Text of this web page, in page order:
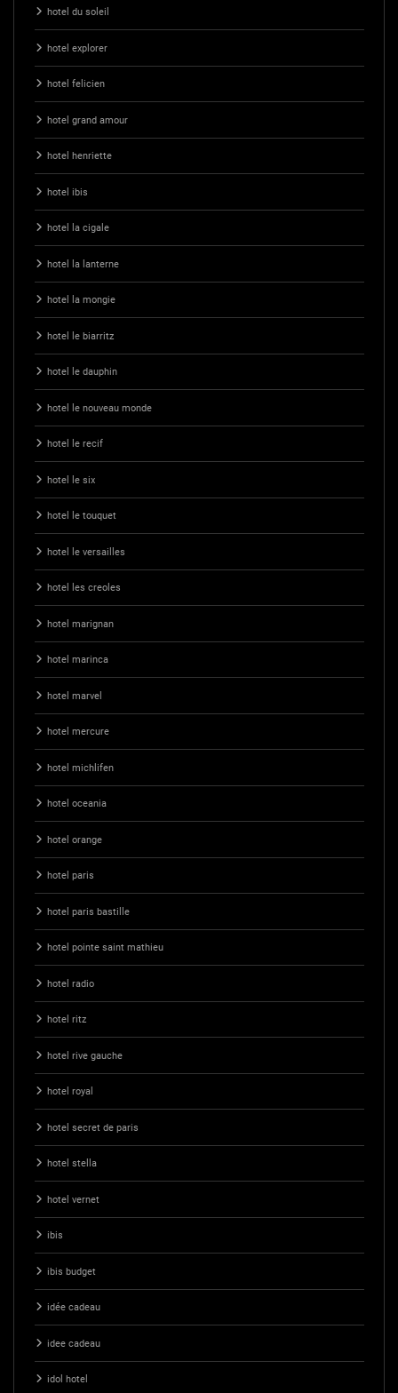
hotel du soleil
hotel explorer
hotel felicien
hotel grand amour
hotel henriette
hotel ibis
hotel la cigale
hotel la lanterne
hotel la mongie
hotel le biarritz
hotel le dauphin
hotel le nouveau monde
hotel le recif
hotel le six
hotel le touquet
hotel le versailles
hotel les creoles
hotel marignan
hotel marinca
hotel marvel
hotel mercure
hotel michlifen
hotel oceania
hotel orange
hotel paris
hotel paris bastille
hotel pointe saint mathieu
hotel radio
hotel ritz
hotel rive gauche
hotel royal
hotel secret de paris
hotel stella
hotel vernet
ibis
ibis budget
idée cadeau
idee cadeau
idol hotel